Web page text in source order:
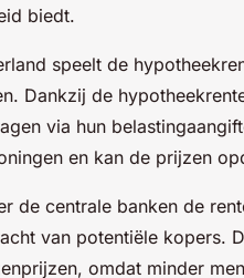
biedt.
speelt de
Dankzij de
via hun
en kan de prijzen
de centrale banken de
van potentiële kopers.
omdat minder